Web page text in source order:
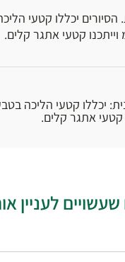
הסיורים יכללו קטעי
יכללו קטעי הליכה
שעשויים לעניין